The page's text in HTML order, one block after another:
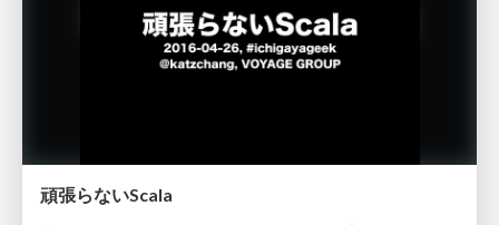
頑張らないScala